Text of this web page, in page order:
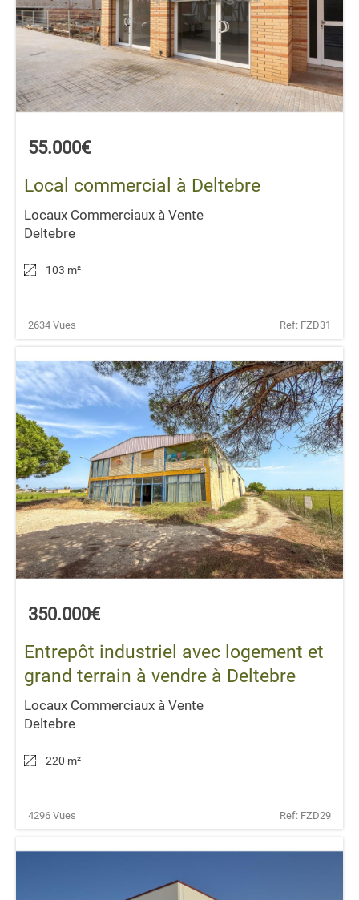
55.000€
Local commercial à Deltebre
Locaux Commerciaux à Vente
Deltebre
103 m²
2634 Vues Ref: FZD31
350.000€
Entrepôt industriel avec logement et
grand terrain à vendre à Deltebre
Locaux Commerciaux à Vente
Deltebre
220 m²
4296 Vues Ref: FZD29